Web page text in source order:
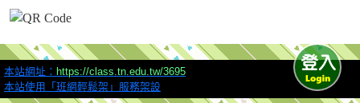
本站網址： https://class.tn.edu.tw/3695
本站使用「班網輕鬆架」服務架設